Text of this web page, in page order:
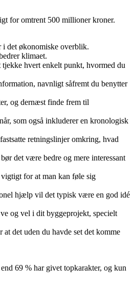
for omtrent 500 millioner kroner.
i det økonomiske overblik.
klimaet.
hvert enkelt punkt, hvormed du
navnligt såfremt du benytter
og dernæst finde frem til
som også inkluderer en kronologisk
retningslinjer omkring, hvad
det være bedre og mere interessant
for at man kan føle sig
hjælp vil det typisk være en god idé
og vel i dit byggeprojekt, specielt
det uden du havde set det komme
69 % har givet topkarakter, og kun